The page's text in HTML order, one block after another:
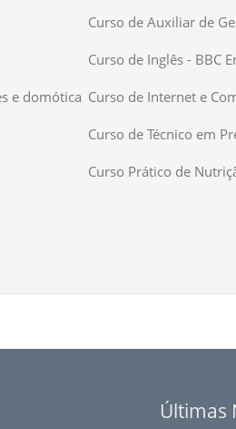
Curso de Auxiliar de
Curso de Inglês - BBC
e domótica Curso de Internet e
Curso de Técnico em
Curso Prático de
Últimas